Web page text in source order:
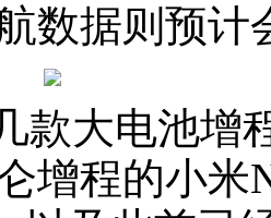
数据则预计
款大电池增
增程的小米